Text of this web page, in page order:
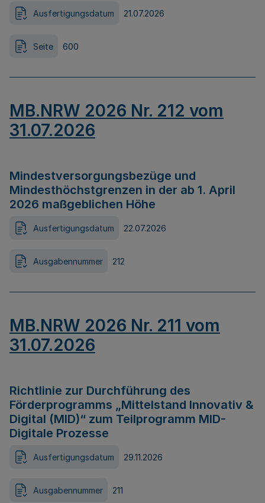
Ausfertigungsdatum 21.07.2026
Seite 600
MB.NRW 2026 Nr. 212 vom
31.07.2026
Mindestversorgungsbezüge und
Mindesthöchstgrenzen in der ab 1. April
2026 maßgeblichen Höhe
Ausfertigungsdatum 22.07.2026
Ausgabennummer 212
MB.NRW 2026 Nr. 211 vom
31.07.2026
Richtlinie zur Durchführung des
Förderprogramms „Mittelstand Innovativ &
Digital (MID)“ zum Teilprogramm MID-
Digitale Prozesse
Ausfertigungsdatum 29.11.2026
Ausgabennummer 211